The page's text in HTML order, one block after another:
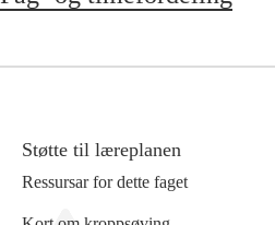
Støtte til læreplanen
Ressursar for dette faget